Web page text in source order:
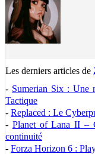
Les derniers articles de
- Sumerian Six : Une
Tactique
- Replaced : Le
- Planet of Lana II –
continuité
- Forza Horizon 6 :